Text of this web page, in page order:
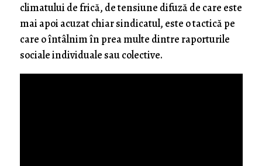
climatului de frică, de tensiune difuză de care este
mai apoi acuzat chiar sindicatul, este o tactică pe
care o întâlnim în prea multe dintre raporturile
sociale individuale sau colective.